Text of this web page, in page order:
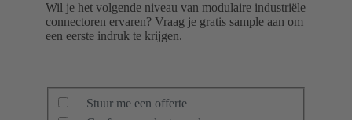
Wil je het volgende niveau van modulaire industriële
connectoren ervaren? Vraag je gratis sample aan om
een eerste indruk te krijgen.
Stuur me een offerte